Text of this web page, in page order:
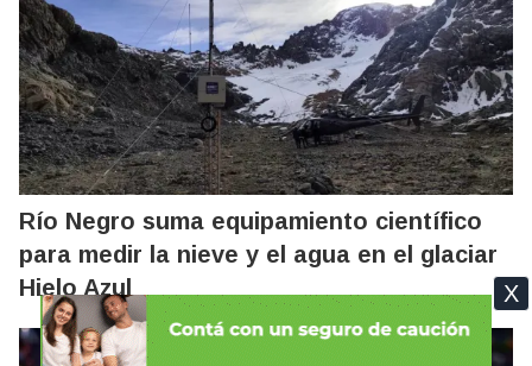
Río Negro suma equipamiento científico
para medir la nieve y el agua en el glaciar
Hielo Azul
X